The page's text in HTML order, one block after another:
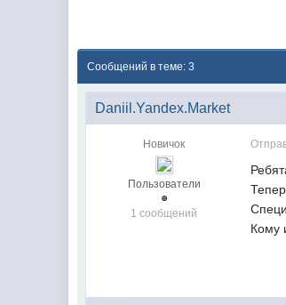
Сообщений в теме: 3
Daniil.Yandex.Market
Новичок
Пользователи
1 сообщений
Кому